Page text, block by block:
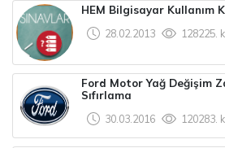
HEM Bilgisayar Kullanım
28.02.2013
128225.
Ford Motor Yağ Değişim
Sıfırlama
30.03.2016
120283.